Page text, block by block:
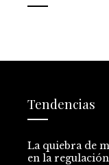
Tendencias
La quiebra de
en la